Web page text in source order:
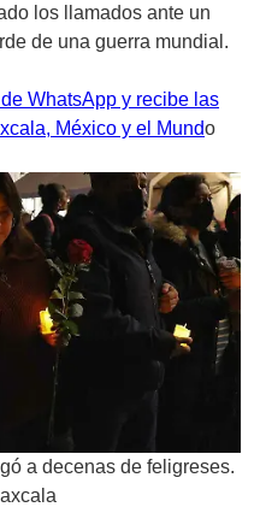
los llamados ante un
de una guerra mundial.
WhatsApp y recibe las
México y el Mundo
a decenas de feligreses.